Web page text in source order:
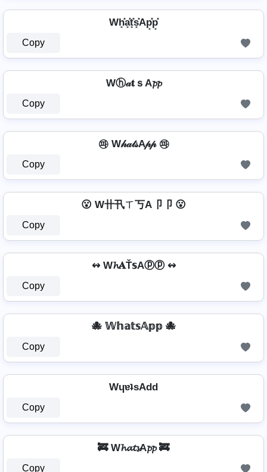
Wh͓̽a͓̽t͓̽s͓̽Ap͓̽p͓̽
Copy
Wⓗ𝒶𝐭ｓA𝓹𝓹
Copy
㉺ W𝒽𝒶𝓉𝓈A𝓅𝓅 ㉺
Copy
😮 W卄卂ㄒ丂A卩卩 😮
Copy
↭ W𝓱𝐀Ť𝕤Aⓟⓟ ↭
Copy
🐙 𝕎𝕙𝕒𝕥𝕤𝔸𝕡𝕡 🐙
Copy
WɥɐʇsAdd
Copy
🚒 W𝓱𝓪𝓽𝓼A𝓹𝓹 🚒
Copy